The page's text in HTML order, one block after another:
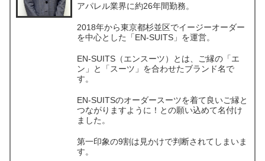
アパレル業界に約26年間勤務。
2018年から東京都杉並区でイージーオーダー
を中心とした「EN-SUITS」を運営。
EN-SUITS（エンスーツ）とは、ご縁の「エ
ン」と「スーツ」を合わせたブランド名で
す。
EN-SUITSのオーダースーツを着て良いご縁と
つながりますように！との願い込めて名付け
ました。
第一印象の9割は見かけで判断されてしまいま
す。